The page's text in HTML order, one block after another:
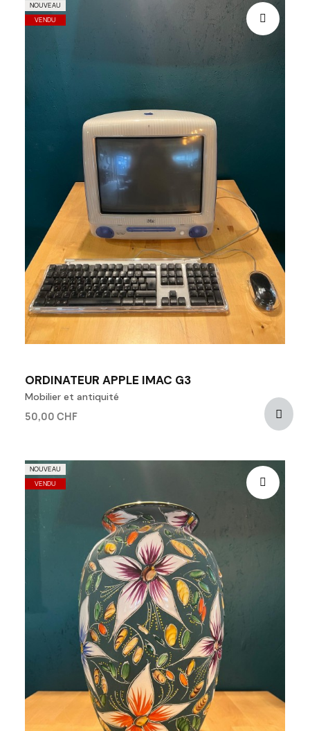
ORDINATEUR APPLE IMAC G3
Mobilier et antiquité
50,00 CHF
NOUVEAU
VENDU
NOUVEAU
VENDU